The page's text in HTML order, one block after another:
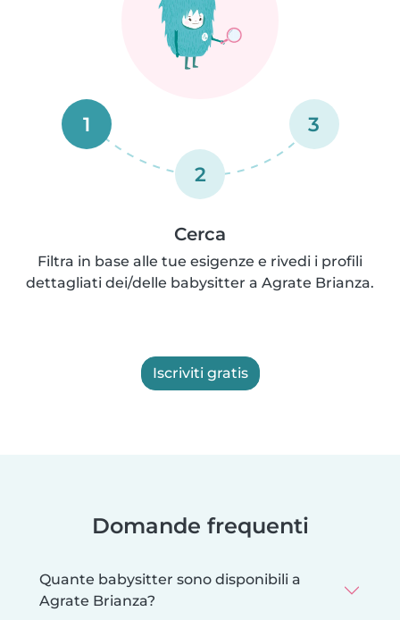
1
2
3
Cerca
Filtra in base alle tue esigenze e rivedi i profili
dettagliati dei/delle babysitter a Agrate Brianza.
Iscriviti gratis
Domande frequenti
Quante babysitter sono disponibili a
Agrate Brianza?